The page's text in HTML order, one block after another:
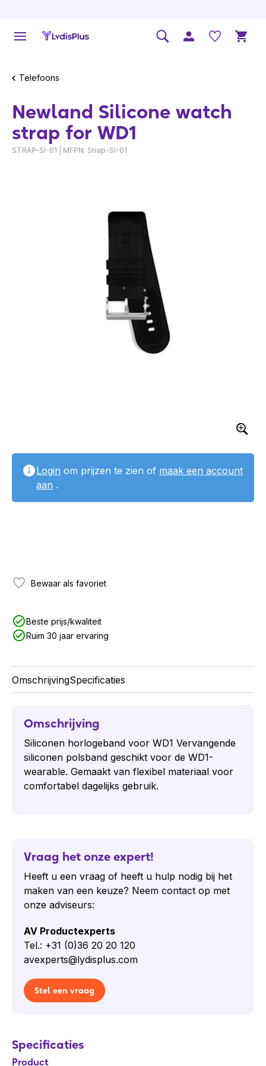
Telefoons
Newland Silicone watch
strap for WD1
STRAP-SI-01 | MFPN: Strap-SI-01
Login om prijzen te zien of maak een account
aan .
Bewaar als favoriet
Beste prijs/kwaliteit
Ruim 30 jaar ervaring
OmschrijvingSpecificaties
Omschrijving
Siliconen horlogeband voor WD1 Vervangende
siliconen polsband geschikt voor de WD1-
wearable. Gemaakt van flexibel materiaal voor
comfortabel dagelijks gebruik.
Vraag het onze expert!
Heeft u een vraag of heeft u hulp nodig bij het
maken van een keuze? Neem contact op met
onze adviseurs:
AV Productexperts
Tel.: +31 (0)36 20 20 120
avexperts@lydisplus.com
Stel een vraag
Specificaties
Product